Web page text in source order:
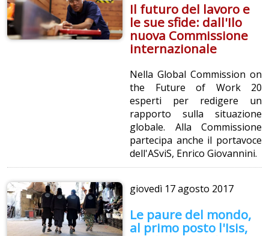
Il futuro del lavoro e
le sue sfide: dall'Ilo
nuova Commissione
internazionale
Nella Global Commission on
the Future of Work 20
esperti per redigere un
rapporto sulla situazione
globale. Alla Commissione
partecipa anche il portavoce
dell'ASviS, Enrico Giovannini.
giovedì 17 agosto 2017
Le paure del mondo,
al primo posto l'Isis,